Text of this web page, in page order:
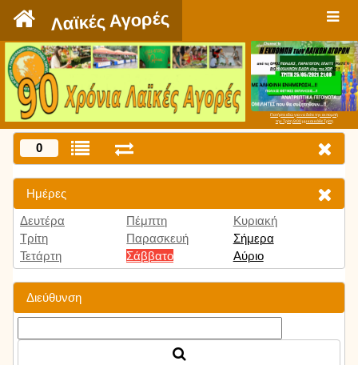
Λαϊκές Αγορές
Πατήστε εδώ για να δείτε την εκπομπή
την Τρίτη 9:00 μμ και κάθε Τρίτη
0
Ημέρες
Δευτέρα
Τρίτη
Τετάρτη
Πέμπτη
Παρασκευή
Σάββατο
Κυριακή
Σήμερα
Αύριο
Διεύθυνση